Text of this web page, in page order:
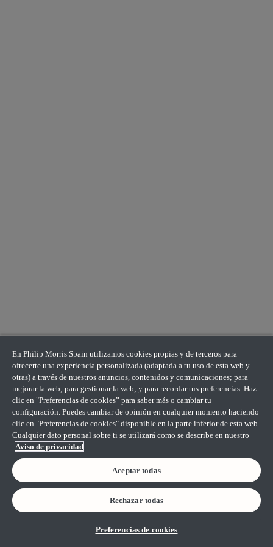
En Philip Morris Spain utilizamos cookies propias y de terceros para
ofrecerte una experiencia personalizada (adaptada a tu uso de esta web y
otras) a través de nuestros anuncios, contenidos y comunicaciones; para
mejorar la web; para gestionar la web; y para recordar tus preferencias. Haz
clic en "Preferencias de cookies” para saber más o cambiar tu
configuración. Puedes cambiar de opinión en cualquier momento haciendo
clic en "Preferencias de cookies" disponible en la parte inferior de esta web.
Cualquier dato personal sobre ti se utilizará como se describe en nuestro
Aviso de privacidad
Aceptar todas
Rechazar todas
Preferencias de cookies